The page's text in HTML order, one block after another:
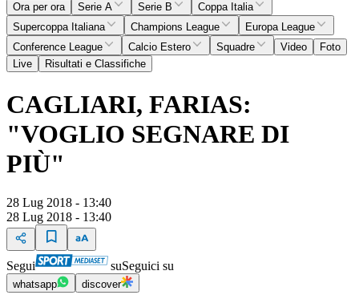
Ora per ora Serie A Serie B
Coppa Italia
Supercoppa Italiana
Champions League
Europa League
Conference League
Calcio Estero Squadre Video
Foto
Live
Risultati e Classifiche
CAGLIARI, FARIAS:
"VOGLIO SEGNARE DI
PIÙ"
28 Lug 2018 - 13:40
28 Lug 2018 - 13:40
Segui suSeguici su
whatsapp discover